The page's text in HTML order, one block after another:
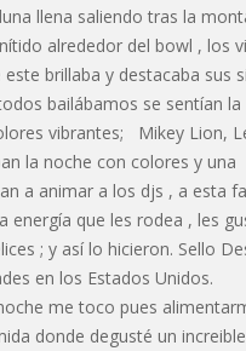
llena saliendo tras la
alrededor del bowl , los
brillaba y destacaba sus
bailábamos se sentían la
vibrantes; Mikey Lion,
la noche con colores y
a animar a los djs , a esta
energía que les rodea , les
; y así lo hicieron. Sello
en los Estados Unidos.
me toco pues
donde degusté un